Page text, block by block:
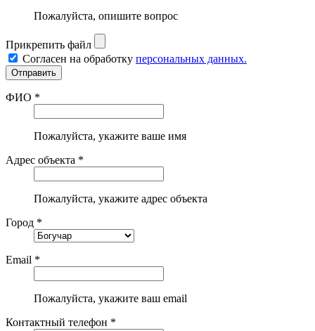
Пожалуйста, опишите вопрос
Прикрепить файл
Согласен на обработку персональных данных.
ФИО *
Пожалуйста, укажите ваше имя
Адрес объекта *
Пожалуйста, укажите адрес объекта
Город *
Email *
Пожалуйста, укажите ваш email
Контактный телефон *